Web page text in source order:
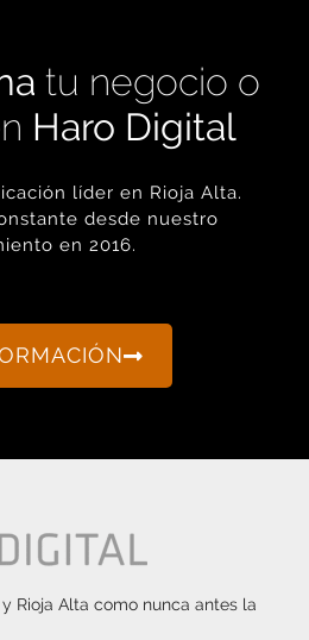
tu negocio o
Haro Digital
líder en Rioja Alta.
desde nuestro
en 2016.
Rioja Alta como nunca antes la